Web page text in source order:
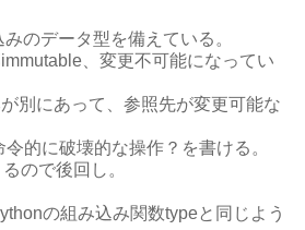
のデータ型を備えている。
、変更不可能になってい
別にあって、参照先が変更可能な
的に破壊的な操作？を書ける。
ので後回し。
の組み込み関数typeと同じよう